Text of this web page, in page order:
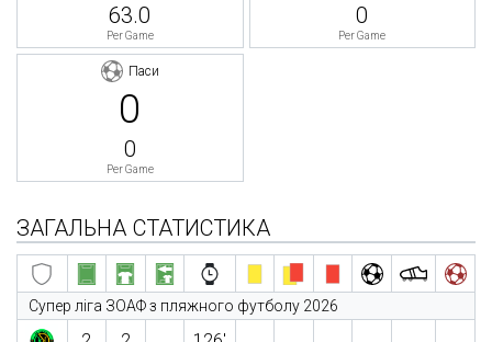
63.0
Per Game
0
Per Game
Паси
0
0
Per Game
ЗАГАЛЬНА СТАТИСТИКА
Супер ліга ЗОАФ з пляжного футболу 2026